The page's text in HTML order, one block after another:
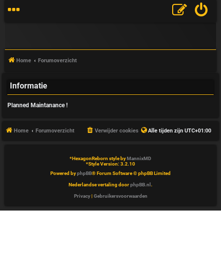
V
A
Home Forumoverzicht
Informatie
Planned Maintanance !
Home Forumoverzicht Alle tijden zijn UTC+01:00
Verwijder cookies
*HexagonReborn style byMannixMD
*Style Version: 3.2.10
Powered byphpBB® Forum Software © phpBB Limited
Nederlandse vertaling doorphpBB.nl .
Privacy| Gebruikersvoorwaarden